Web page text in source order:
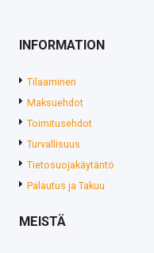
INFORMATION
Tilaaminen
Maksuehdot
Toimitusehdot
Turvallisuus
Tietosuojakäytäntö
Palautus ja Takuu
MEISTÄ